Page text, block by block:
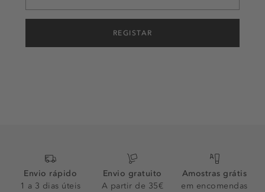
REGISTAR
Envio rápido
1 a 3 dias úteis
Envio gratuito
A partir de 35€
Amostras grátis
em encomendas